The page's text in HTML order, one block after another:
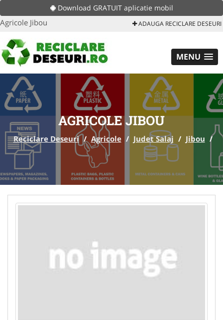
Download GRATUIT aplicatie mobil
Agricole Jibou ADAUGA RECICLARE DESEURI
MENU
AGRICOLE JIBOU
Reciclare Deseuri / Agricole / Judet Salaj / Jibou /